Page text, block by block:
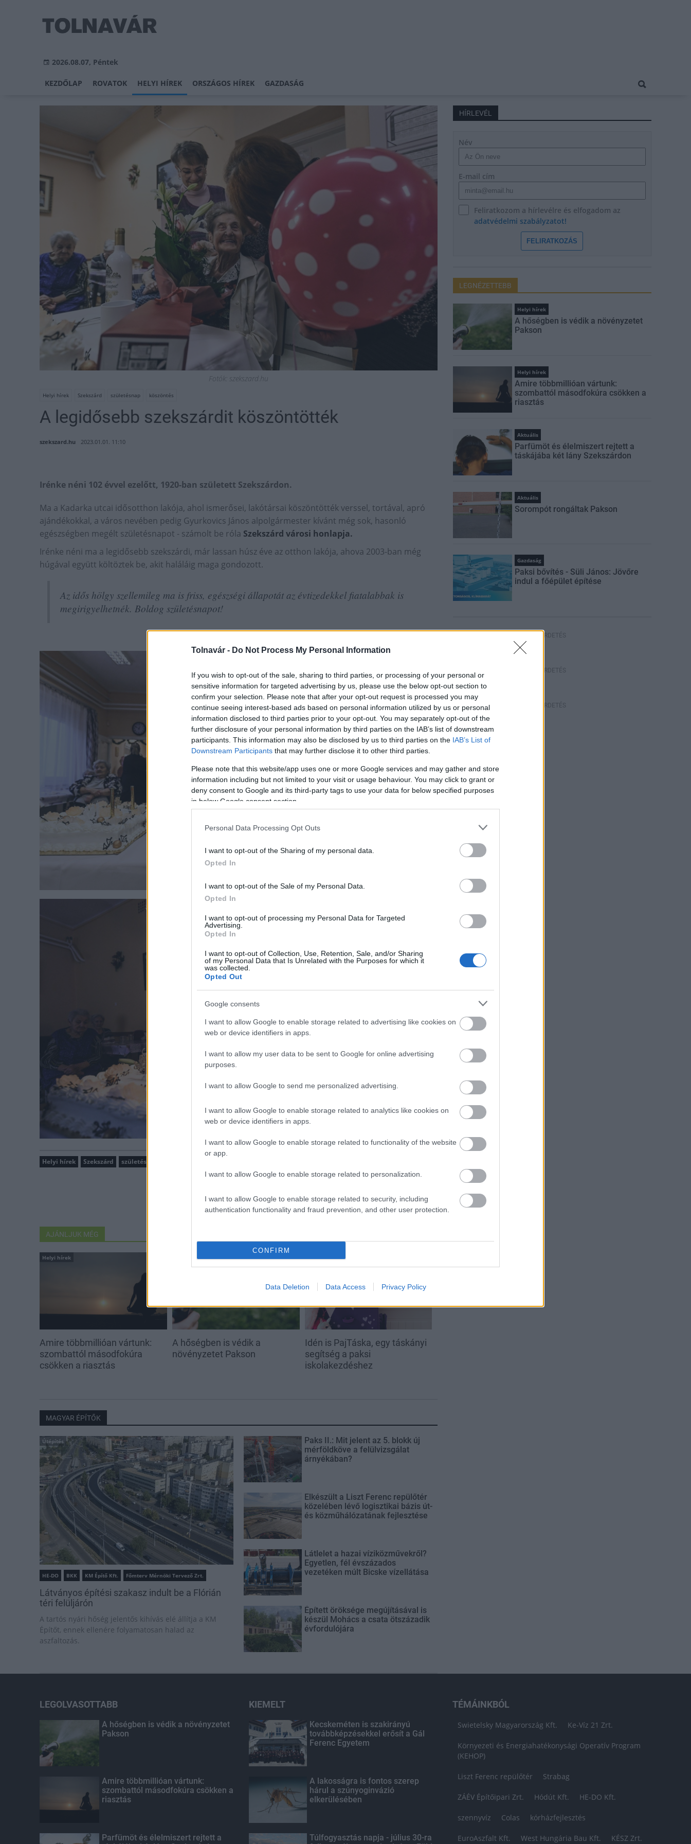
Tolnavár - Do Not Process My Personal Information
If you wish to opt-out of the sale, sharing to third parties, or processing of your personal or
sensitive information for targeted advertising by us, please use the below opt-out section to
confirm your selection. Please note that after your opt-out request is processed you may
continue seeing interest-based ads based on personal information utilized by us or personal
information disclosed to third parties prior to your opt-out. You may separately opt-out of the
further disclosure of your personal information by third parties on the IAB’s list of downstream
participants. This information may also be disclosed by us to third parties on the IAB’s List of
Downstream Participants that may further disclose it to other third parties.
Please note that this website/app uses one or more Google services and may gather and store
information including but not limited to your visit or usage behaviour. You may click to grant or
deny consent to Google and its third-party tags to use your data for below specified purposes
in below Google consent section.
Personal Data Processing Opt Outs
I want to opt-out of the Sharing of my personal data.
Opted In
I want to opt-out of the Sale of my Personal Data.
Opted In
I want to opt-out of processing my Personal Data for Targeted
Advertising.
Opted In
I want to opt-out of Collection, Use, Retention, Sale, and/or Sharing
of my Personal Data that Is Unrelated with the Purposes for which it
was collected.
Opted Out
Google consents
I want to allow Google to enable storage related to advertising like cookies on
web or device identifiers in apps.
I want to allow my user data to be sent to Google for online advertising
purposes.
I want to allow Google to send me personalized advertising.
I want to allow Google to enable storage related to analytics like cookies on
web or device identifiers in apps.
I want to allow Google to enable storage related to functionality of the website
or app.
I want to allow Google to enable storage related to personalization.
I want to allow Google to enable storage related to security, including
authentication functionality and fraud prevention, and other user protection.
CONFIRM
Data Deletion Data Access Privacy Policy
2026.08.07, Péntek
KEZDŐLAP ROVATOK HELYI HÍREK ORSZÁGOS HÍREK GAZDASÁG
Fotók: szekszard.hu
Helyi hírek Szekszárd születésnap köszöntés
A legidősebb szekszárdit köszöntötték
szekszard.hu 2023.01.01. 11:10
Irénke néni 102 évvel ezelőtt, 1920-ban született Szekszárdon.
Ma a Kadarka utcai idősotthon lakója, ahol ismerősei, lakótársai köszöntötték verssel, tortával, apró
ajándékokkal, a város nevében pedig Gyurkovics János alpolgármester kívánt még sok, hasonló
egészségben megélt születésnapot - számolt be róla Szekszárd városi honlapja.
Irénke néni ma a legidősebb szekszárdi, már lassan húsz éve az otthon lakója, ahova 2003-ban még
húgával együtt költöztek be, akit haláláig maga gondozott.
Az idős hölgy szellemileg ma is friss, egészségi állapotát az évtizedekkel fiatalabbak is
megirigyelhetnék. Boldog születésnapot!
Helyi hírek Szekszárd születésnap
AJÁNLJUK MÉG
Helyi hírek
Amire többmillióan vártunk:
szombattól másodfokúra
csökken a riasztás
Helyi hírek
A hőségben is védik a
növényzetet Pakson
Idén is PajTáska, egy táskányi
segítség a paksi
iskolakezdéshez
MAGYAR ÉPÍTŐK
Útépítés
HE-DO BKK KM Építő Kft. Főmterv Mérnöki Tervező Zrt.
Látványos építési szakasz indult be a Flórián
téri felüljárón
A tartós nyári hőség jelentős kihívás elé állítja a KM
Építőt, ennek ellenére folyamatosan halad az
aszfaltozás.
Paks II.: Mit jelent az 5. blokk új
mérföldköve a felülvizsgálat
árnyékában?
Elkészült a Liszt Ferenc repülőtér
közelében lévő logisztikai bázis út-
és közműhálózatának fejlesztése
Látlelet a hazai víziközművekről?
Egyetlen, fél évszázados
vezetéken múlt Bicske vízellátása
Épített öröksége megújításával is
készül Mohács a csata ötszázadik
évfordulójára
HÍRLEVÉL
Név
E-mail cím
Feliratkozom a hírlevélre és elfogadom az
adatvédelmi szabályzatot!
FELIRATKOZÁS
LEGNÉZETTEBB
Helyi hírek
A hőségben is védik a növényzetet
Pakson
Helyi hírek
Amire többmillióan vártunk:
szombattól másodfokúra csökken a
riasztás
Aktuális
Parfümöt és élelmiszert rejtett a
táskájába két lány Szekszárdon
Aktuális
Sorompót rongáltak Pakson
Gazdaság
Paksi bővítés - Süli János: Jövőre
indul a főépület építése
HIRDETÉS
HIRDETÉS
HIRDETÉS
LEGOLVASOTTABB
A hőségben is védik a növényzetet
Pakson
Amire többmillióan vártunk:
szombattól másodfokúra csökken a
riasztás
Parfümöt és élelmiszert rejtett a
KIEMELT
Kecskeméten is szakirányú
továbbképzésekkel erősít a Gál
Ferenc Egyetem
A lakosságra is fontos szerep
hárul a szúnyoginvázió
elkerülésében
Túlfogyasztás napja - július 30-ra
TÉMÁINKBÓL
Swietelsky Magyarország Kft. Ke-Víz 21 Zrt.
Környezeti és Energiahatékonysági Operatív Program
(KEHOP)
Liszt Ferenc repülőtér Strabag
ZÁÉV Építőipari Zrt. Hódút Kft. HE-DO Kft.
szennyvíz Colas kórházfejlesztés
EuroAszfalt Kft. West Hungária Bau Kft. KÉSZ Zrt.